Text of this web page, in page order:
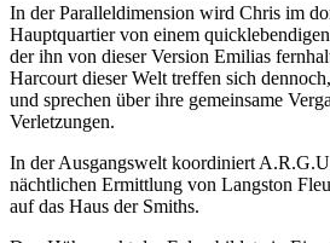
In der Paralleldimension wird Chris im
Hauptquartier von einem
der ihn von dieser Version Emilias
Harcourt dieser Welt treffen sich
und sprechen über ihre gemeinsame
Verletzungen.
In der Ausgangswelt koordiniert
nächtlichen Ermittlung von Langston
auf das Haus der Smiths.